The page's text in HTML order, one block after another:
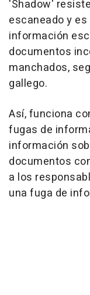
'Shadow'
escaneado y
información
documentos
manchados,
gallego.
Así, funciona
fugas de
información
documentos
a los
una fuga de